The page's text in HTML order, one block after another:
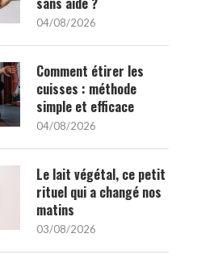
04/08/2026
Comment étirer les
cuisses : méthode
simple et efficace
04/08/2026
Le lait végétal, ce petit
rituel qui a changé nos
matins
03/08/2026